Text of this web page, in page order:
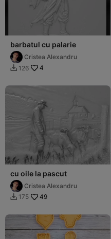
barbatul cu palarie
Cristea Alexandru
 126 4
cu oile la pascut
Cristea Alexandru
 175 49